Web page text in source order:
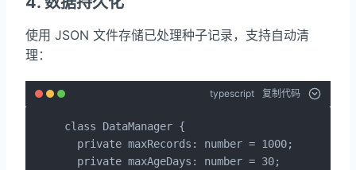
使用 JSON 文件存储已处理种子记录，支持自动清
理：
typescript 复制代码
class DataManager {
  private maxRecords: number = 1000;
  private maxAgeDays: number = 30;